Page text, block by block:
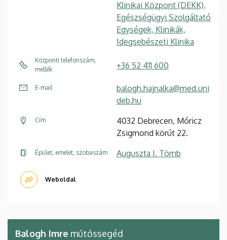
Klinikai Központ (DEKK),
Egészségügyi Szolgáltató
Egységek, Klinikák,
Idegsebészeti Klinika
Központi telefonszám,
mellék
+36 52 411 600
E-mail
balogh.hajnalka@med.uni
deb.hu
Cím
4032 Debrecen, Móricz
Zsigmond körút 22.
Épület, emelet, szobaszám Auguszta I. Tömb
Weboldal
Balogh Imre műtőssegéd